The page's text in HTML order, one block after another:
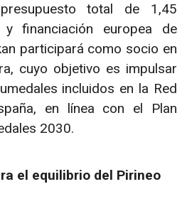
total de 1,45
financiación europea de
participará como socio en
cuyo objetivo es impulsar
incluidos en la Red
en línea con el Plan
2030.
el equilibrio del Pirineo